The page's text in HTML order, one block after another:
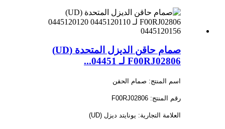
صمام حاقن الديزل المتحدة (UD)
F00RJ02806 لـ 04451...
اسم المنتج: صمام الحقن
رقم المنتج: F00RJ02806
العلامة التجارية: يونايتد ديزل (UD)